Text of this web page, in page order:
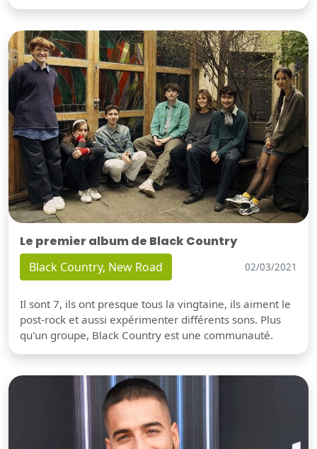
Le premier album de Black Country
Black Country, New Road 02/03/2021
Il sont 7, ils ont presque tous la vingtaine, ils aiment le
post-rock et aussi expérimenter différents sons. Plus
qu'un groupe, Black Country est une communauté.